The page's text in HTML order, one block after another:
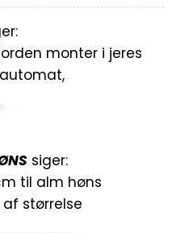
monter i jeres
siger:
til alm høns
størrelse